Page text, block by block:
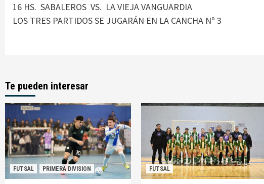
16 HS. SABALEROS VS. LA VIEJA VANGUARDIA
LOS TRES PARTIDOS SE JUGARÁN EN LA CANCHA Nº 3
Te pueden interesar
FUTSAL PRIMERA DIVISION FUTSAL